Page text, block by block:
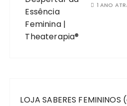
1 ANO
LOJA SABERES